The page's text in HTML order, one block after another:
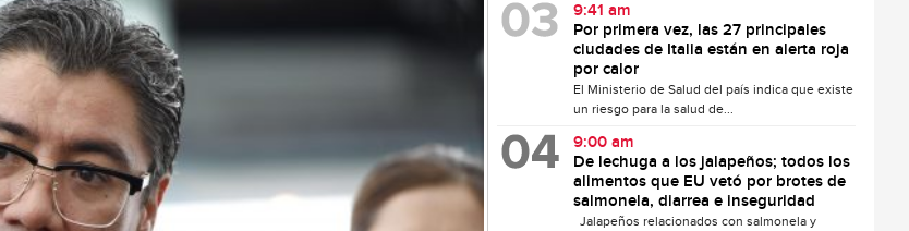
9:41 am
Por primera vez, las 27 principales
ciudades de Italia están en alerta roja
por calor
El Ministerio de Salud del país indica que existe
un riesgo para la salud de...
9:00 am
De lechuga a los jalapeños; todos los
alimentos que EU vetó por brotes de
salmonela, diarrea e inseguridad
Jalapeños relacionados con salmonela y